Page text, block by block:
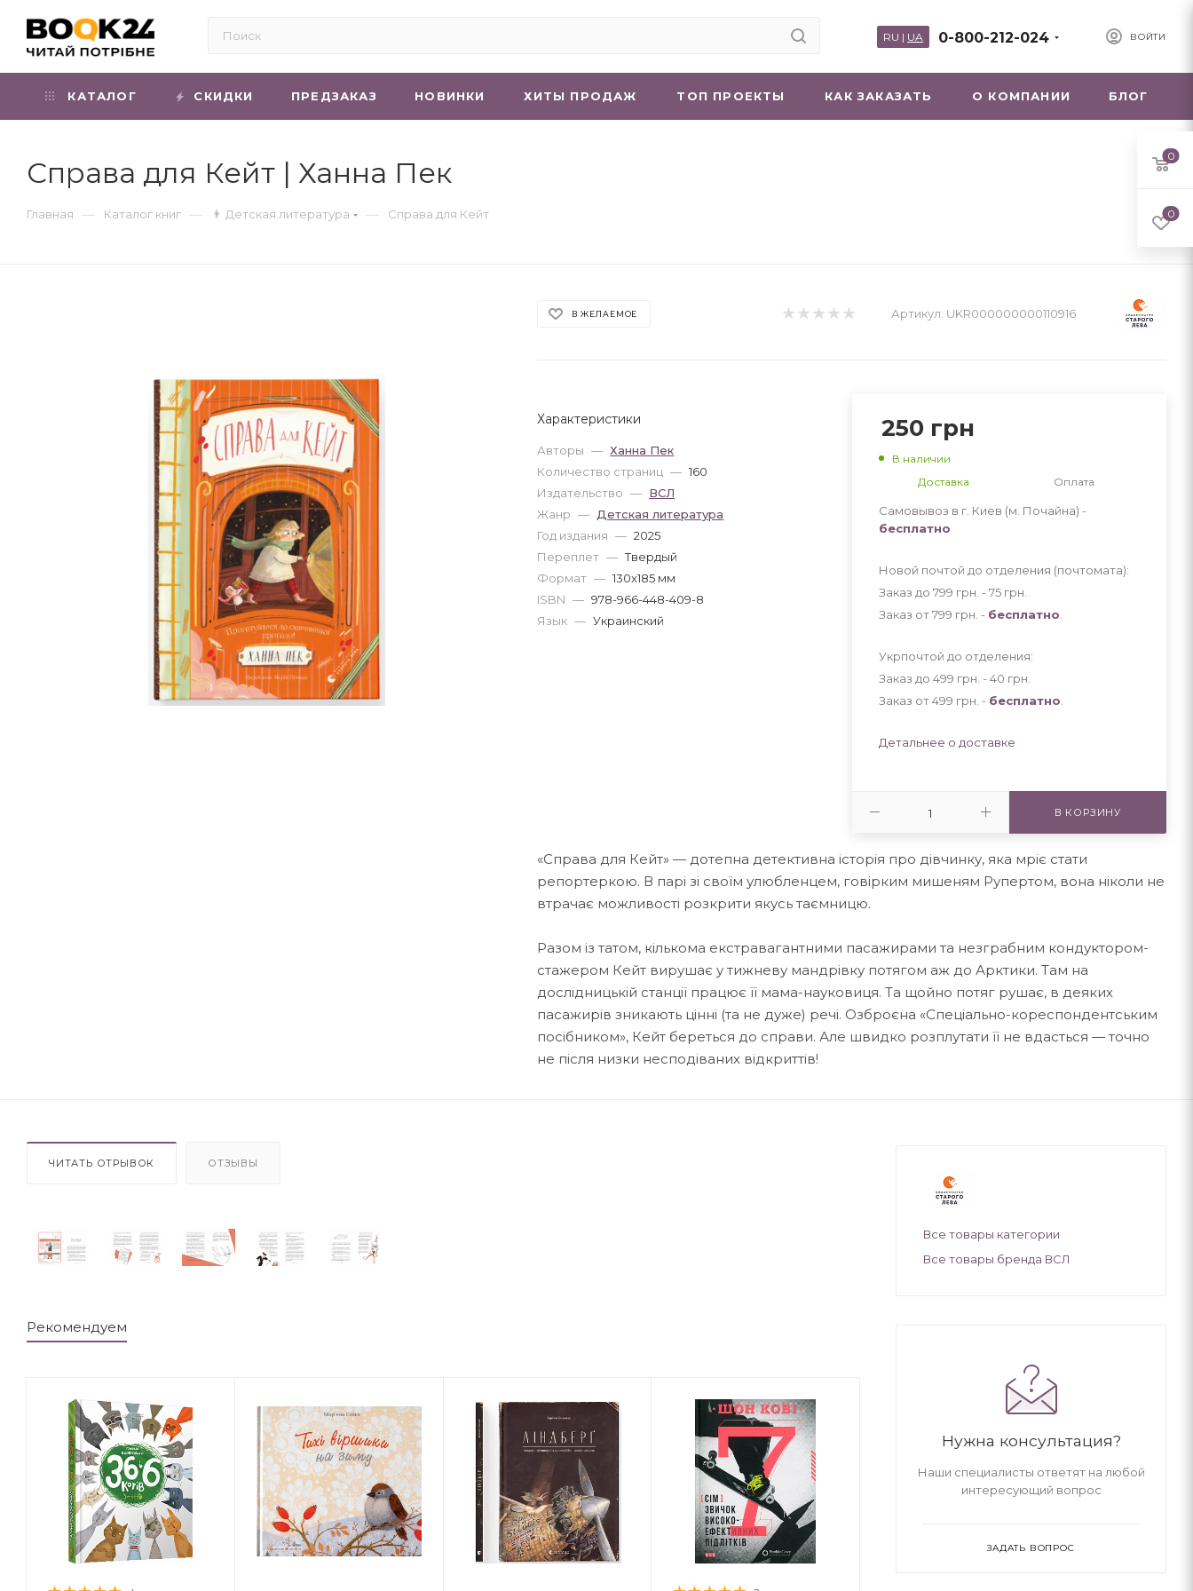
ВОЙТИ
0-800-212-024
RU | UA
КАТАЛОГ СКИДКИ ПРЕДЗАКАЗ НОВИНКИ ХИТЫ ПРОДАЖ ТОП ПРОЕКТЫ КАК ЗАКАЗАТЬ О КОМПАНИИ БЛОГ
Справа для Кейт | Ханна Пек
Главная — Каталог книг — 👨 Детская литература — Справа для Кейт
В ЖЕЛАЕМОЕ Артикул: UKR000000000110916
Характеристики
Авторы — Ханна Пек
Количество страниц — 160
Издательство — ВСЛ
Жанр — Детская литература
Год издания — 2025
Переплет — Твердый
Формат — 130x185 мм
ISBN — 978-966-448-409-8
Язык — Украинский
250 грн
В наличии
Доставка
Оплата
Самовывоз в г. Киев (м. Почайна) -
бесплатно
Новой почтой до отделения (почтомата):
Заказ до 799 грн. - 75 грн
Заказ от 799 грн. - бесплатно
Укрпочтой до отделения:
Заказ до 499 грн. - 40 грн
Заказ от 499 грн. - бесплатно
Детальнее о доставке
В КОРЗИНУ
«Справа для Кейт» — дотепна детективна історія про дівчинку, яка мріє стати
репортеркою. В парі зі своїм улюбленцем, говірким мишеням Рупертом, вона ніколи не
втрачає можливості розкрити якусь таємницю.
Разом із татом, кількома екстравагантними пасажирами та незграбним кондуктором-
стажером Кейт вирушає у тижневу мандрівку потягом аж до Арктики. Там на
дослідницькій станції працює її мама-науковиця. Та щойно потяг рушає, в деяких
пасажирів зникають цінні (та не дуже) речі. Озброєна ­«Спеціально-кореспондентським
посібником», Кейт береться до справи. Але швидко розплутати її не вдасться — точно
не після низки несподіваних відкриттів!
ЧИТАТЬ ОТРЫВОК ОТЗЫВЫ
Рекомендуем
Все товары категории
Все товары бренда ВСЛ
Нужна консультация?
Наши специалисты ответят на любой
интересующий вопрос
ЗАДАТЬ ВОПРОС
0
0